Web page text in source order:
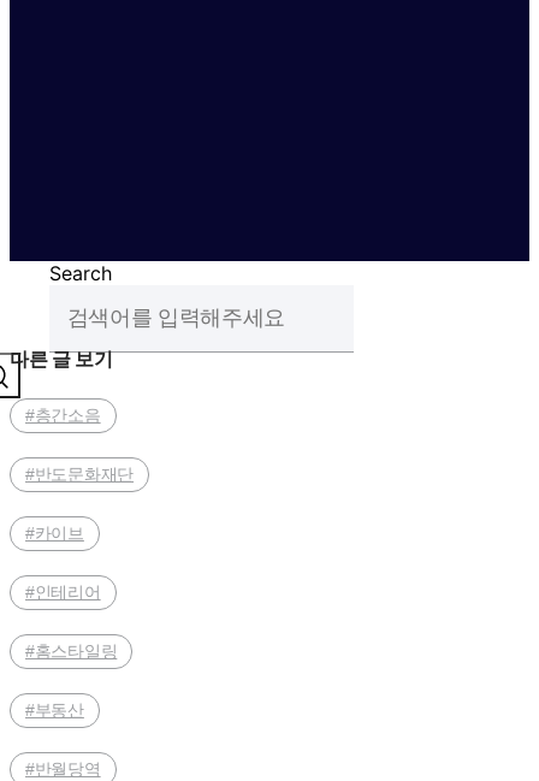
Search
다른 글 보기
#층간소음
#반도문화재단
#카이브
#인테리어
#홈스타일링
#부동산
#반월당역